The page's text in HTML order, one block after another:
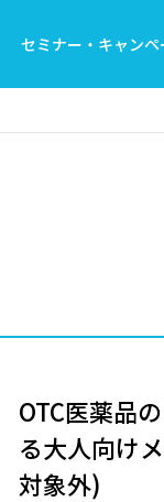
セミナー・キャンペ
OTC医薬品
る大人向け
対象外)